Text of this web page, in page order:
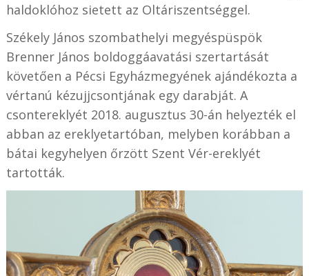
haldoklóhoz sietett az Oltáriszentséggel.
Székely János szombathelyi megyéspüspök
Brenner János boldoggáavatási szertartását
követően a Pécsi Egyházmegyének ajándékozta a
vértanú kézujjcsontjának egy darabját. A
csontereklyét 2018. augusztus 30-án helyezték el
abban az ereklyetartóban, melyben korábban a
bátai kegyhelyen őrzött Szent Vér-ereklyét
tartották.